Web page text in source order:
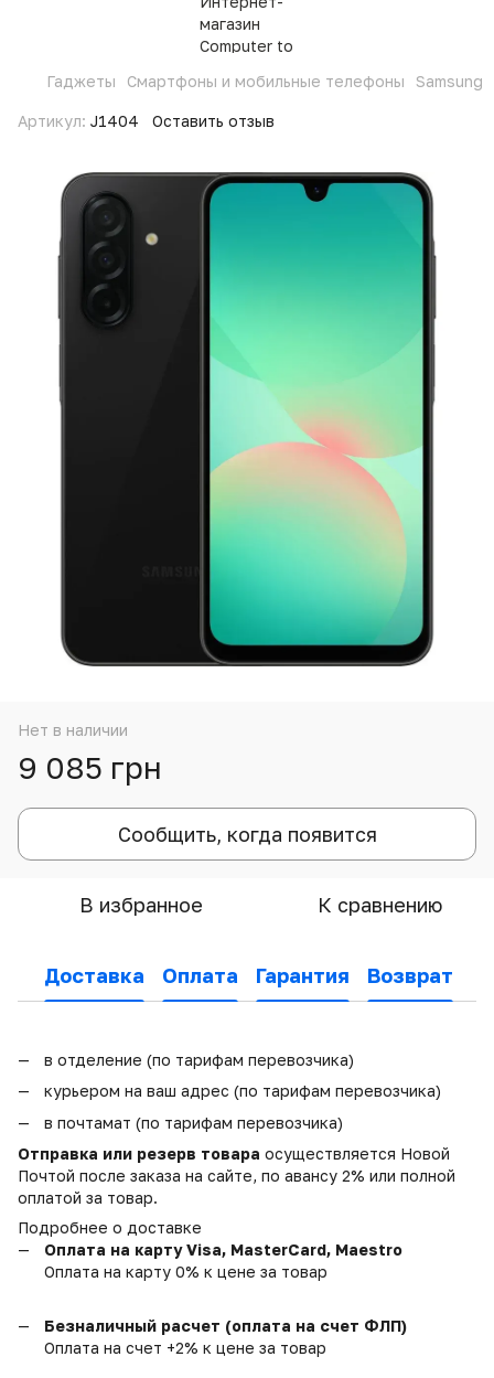
Гаджеты Смартфоны и мобильные телефоны Samsung
Артикул: J1404 Оставить отзыв
Нет в наличии
9 085 грн
Сообщить, когда появится
В избранное К сравнению
Доставка Оплата Гарантия Возврат
в отделение (по тарифам перевозчика)
курьером на ваш адрес (по тарифам перевозчика)
в почтамат (по тарифам перевозчика)
Отправка или резерв товара осуществляется Новой
Почтой после заказа на сайте, по авансу 2% или полной
оплатой за товар.
Подробнее о доставке
Оплата на карту Visa, MasterCard, Maestro
Оплата на карту 0% к цене за товар
Безналичный расчет (оплата на счет ФЛП)
Оплата на счет +2% к цене за товар